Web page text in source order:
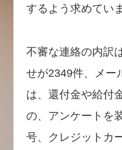
するよう求めてい
不審な連絡の内訳
せが2349件、メー
は、還付金や給付
の、アンケートを
号、クレジットカ